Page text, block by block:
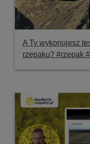
A Ty wykonujesz
rzepaku? #rzepak